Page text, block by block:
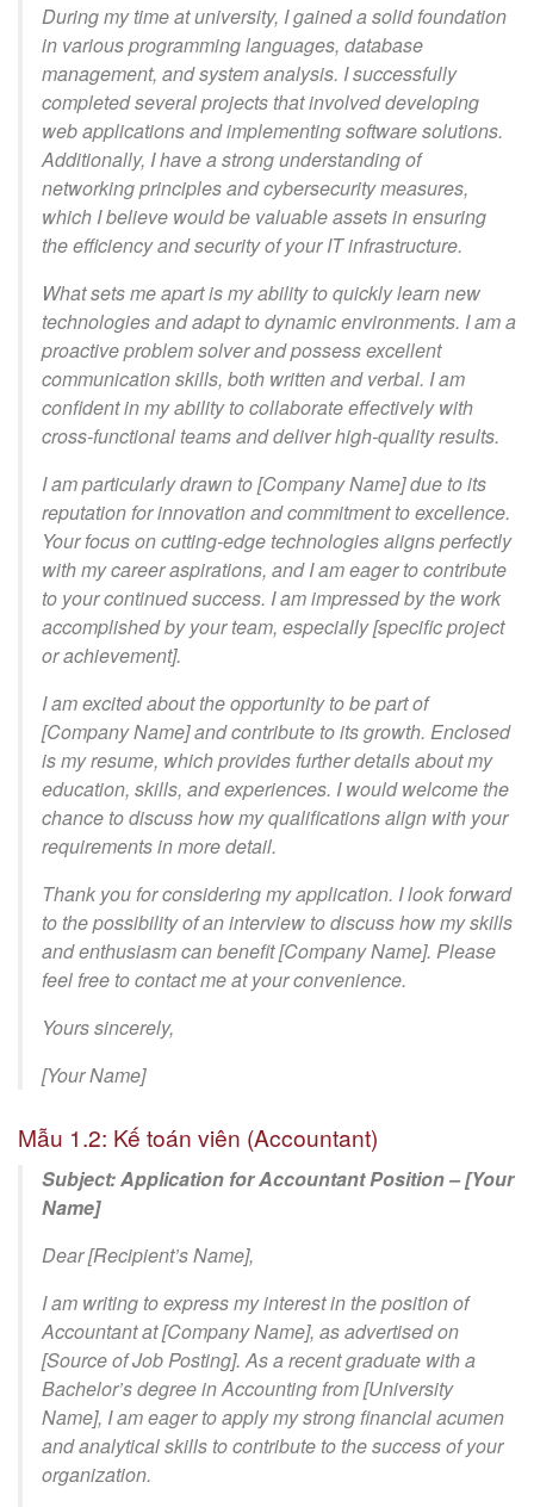
During my time at university, I gained a solid foundation
in various programming languages, database
management, and system analysis. I successfully
completed several projects that involved developing
web applications and implementing software solutions.
Additionally, I have a strong understanding of
networking principles and cybersecurity measures,
which I believe would be valuable assets in ensuring
the efficiency and security of your IT infrastructure.
What sets me apart is my ability to quickly learn new
technologies and adapt to dynamic environments. I am a
proactive problem solver and possess excellent
communication skills, both written and verbal. I am
confident in my ability to collaborate effectively with
cross-functional teams and deliver high-quality results.
I am particularly drawn to [Company Name] due to its
reputation for innovation and commitment to excellence.
Your focus on cutting-edge technologies aligns perfectly
with my career aspirations, and I am eager to contribute
to your continued success. I am impressed by the work
accomplished by your team, especially [specific project
or achievement].
I am excited about the opportunity to be part of
[Company Name] and contribute to its growth. Enclosed
is my resume, which provides further details about my
education, skills, and experiences. I would welcome the
chance to discuss how my qualifications align with your
requirements in more detail.
Thank you for considering my application. I look forward
to the possibility of an interview to discuss how my skills
and enthusiasm can benefit [Company Name]. Please
feel free to contact me at your convenience.
Yours sincerely,
[Your Name]
Mẫu 1.2: Kế toán viên (Accountant)
Subject: Application for Accountant Position – [Your
Name]
Dear [Recipient’s Name],
I am writing to express my interest in the position of
Accountant at [Company Name], as advertised on
[Source of Job Posting]. As a recent graduate with a
Bachelor’s degree in Accounting from [University
Name], I am eager to apply my strong financial acumen
and analytical skills to contribute to the success of your
organization.